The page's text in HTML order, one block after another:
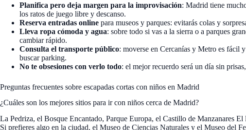
Planifica pero deja margen para la improvisación: Madrid tiene
los ratos de juego libre y descanso.
Reserva entradas online para museos y parques: evitarás colas y
Lleva ropa cómoda y agua: sobre todo si vas a la sierra o a parques
cambiar rápido.
Consulta el transporte público: moverse en Cercanías y Metro es fácil
buscar parking.
No te obsesiones con verlo todo: el mejor recuerdo será un día sin
Preguntas frecuentes sobre escapadas cortas con niños en Madrid
¿Cuáles son los mejores sitios para ir con niños cerca de Madrid?
La Pedriza, el Bosque Encantado, Parque Europa, el Castillo de Manzanares El
Si prefieres algo en la ciudad, el Museo de Ciencias Naturales y el Museo del